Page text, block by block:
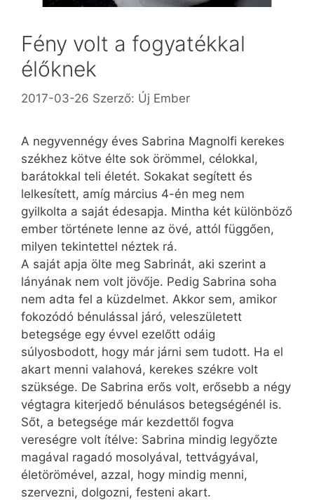
Fény volt a fogyatékkal
élőknek
2017-03-26 Szerző: Új Ember
A negyvennégy éves Sabrina Magnolfi kerekes
székhez kötve élte sok örömmel, célokkal,
barátokkal teli életét. Sokakat segített és
lelkesített, amíg március 4-én meg nem
gyilkolta a saját édesapja. Mintha két különböző
ember története lenne az övé, attól függően,
milyen tekintettel néztek rá.
A saját apja ölte meg Sabrinát, aki szerint a
lányának nem volt jövője. Pedig Sabrina soha
nem adta fel a küzdelmet. Akkor sem, amikor
fokozódó bénulással járó, veleszületett
betegsége egy évvel ezelőtt odáig
súlyosbodott, hogy már járni sem tudott. Ha el
akart menni valahová, kerekes székre volt
szüksége. De Sabrina erős volt, erősebb a négy
végtagra kiterjedő bénulásos betegségénél is.
Sőt, a betegsége már kezdettől fogva
vereségre volt ítélve: Sabrina mindig legyőzte
magával ragadó mosolyával, tettvágyával,
életörömével, azzal, hogy mindig menni,
szervezni, dolgozni, festeni akart.